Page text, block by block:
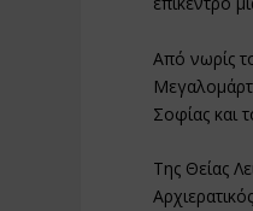
Από νωρίς
Σοφίας και
Της Θείας